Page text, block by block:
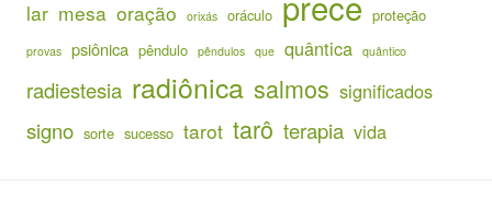
lar mesa oração orixás oráculo proteção
provas psiônica pêndulo pêndulos que quântica quântico
radiestesia radiônica salmos significados
signo sorte sucesso tarot tarô terapia vida